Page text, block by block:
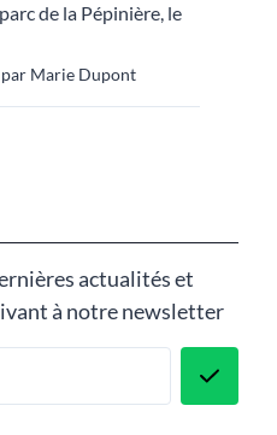
de la Pépinière, le
Marie Dupont
actualités et
à notre newsletter